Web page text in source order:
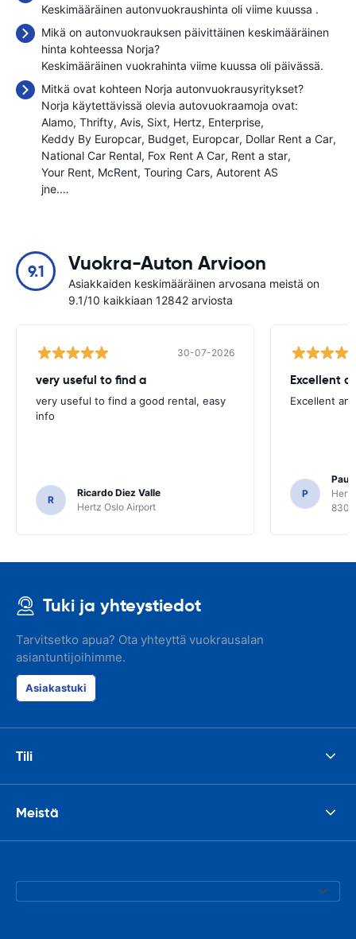
Keskimääräinen autonvuokraushinta oli viime kuussa .
Mikä on autonvuokrauksen päivittäinen keskimääräinen
hinta kohteessa Norja?
Keskimääräinen vuokrahinta viime kuussa oli päivässä.
Mitkä ovat kohteen Norja autonvuokrausyritykset?
Norja käytettävissä olevia autovuokraamoja ovat:
Alamo Thrifty Avis Sixt Hertz Enterprise
Keddy By Europcar Budget Europcar Dollar Rent a Car
National Car Rental Fox Rent A Car Rent a star
Your Rent McRent Touring Cars Autorent AS
jne.…
9.1 Vuokra-Auton Arvioon
Asiakkaiden keskimääräinen arvosana meistä on
9.1/10 kaikkiaan 12842 arviosta
30-07-2026
very useful to find a
very useful to find a good rental, easy
info
R
Ricardo Diez Valle
Hertz Oslo Airport
Excellent
Excellent
P
Paul
8300
Tuki ja yhteystiedot
Tarvitsetko apua? Ota yhteyttä vuokrausalan
asiantuntijoihimme.
Asiakastuki
Tili
Meistä